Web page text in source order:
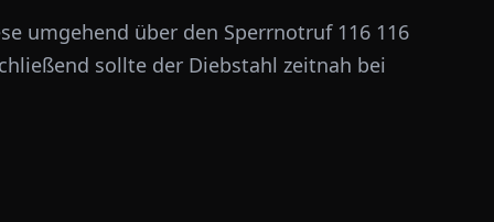
umgehend über den Sperrnotruf 116 116
sollte der Diebstahl zeitnah bei